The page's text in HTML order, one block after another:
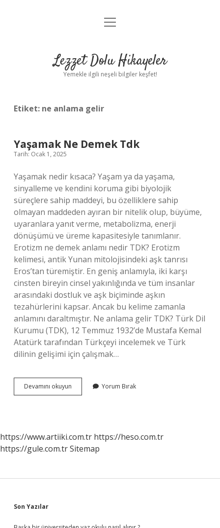
Anasayfa
Yasal Uyarı
menüyü
Lezzet Dolu Hikayeler
Yemekle ilgili neşeli bilgiler keşfet!
Etiket: ne anlama gelir
Yaşamak Ne Demek Tdk
Tarih: Ocak 1, 2025
Yaşamak nedir kısaca? Yaşam ya da yaşama,
sinyalleme ve kendini koruma gibi biyolojik
süreçlere sahip maddeyi, bu özelliklere sahip
olmayan maddeden ayıran bir nitelik olup, büyüme,
uyaranlara yanıt verme, metabolizma, enerji
dönüşümü ve üreme kapasitesiyle tanımlanır.
Erotizm ne demek anlamı nedir TDK? Erotizm
kelimesi, antik Yunan mitolojisindeki aşk tanrısı
Eros’tan türemiştir. En geniş anlamıyla, iki karşı
cinsten bireyin cinsel yakınlığında ve tüm insanlar
arasındaki dostluk ve aşk biçiminde aşkın
tezahürlerini kapsar. Ancak bu kelime zamanla
anlamını daraltmıştır. Ne anlama gelir TDK? Türk Dil
Kurumu (TDK), 12 Temmuz 1932’de Mustafa Kemal
Atatürk tarafından Türkçeyi incelemek ve Türk
dilinin gelişimi için çalışmak…
Devamını okuyun Yaşamak
Ne
Yorum Bırak
https://www.artiiki.com.tr https://heso.com.tr
https://gule.com.trSitemap
Sidebar
Son Yazılar